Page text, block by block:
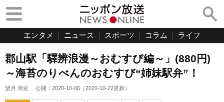
エンタメ ニュース スポーツ コラム ライフ
郡山駅「驛辨浪漫～おむすび編～」(880円)
～海苔のりべんのおむすび“姉妹駅弁”！
望月 崇史 公開： 2020-10-06 （2020-10-22更新）